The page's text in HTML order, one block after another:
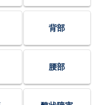
背部
腰部